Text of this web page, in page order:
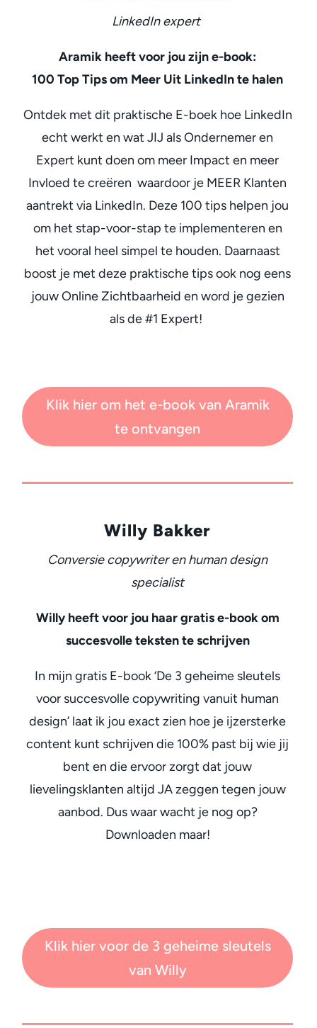
LinkedIn expert
Aramik heeft voor jou zijn e-book:
100 Top Tips om Meer Uit LinkedIn te halen
Ontdek met dit praktische E-boek hoe LinkedIn
echt werkt en wat JIJ als Ondernemer en
Expert kunt doen om meer Impact en meer
Invloed te creëren waardoor je MEER Klanten
aantrekt via LinkedIn. Deze 100 tips helpen jou
om het stap-voor-stap te implementeren en
het vooral heel simpel te houden. Daarnaast
boost je met deze praktische tips ook nog eens
jouw Online Zichtbaarheid en word je gezien
als de #1 Expert!
Klik hier om het e-book van Aramik
te ontvangen
Willy Bakker
Conversie copywriter en human design
specialist
Willy heeft voor jou haar gratis e-book om
succesvolle teksten te schrijven
In mijn gratis E-book ‘De 3 geheime sleutels
voor succesvolle copywriting vanuit human
design’ laat ik jou exact zien hoe je ijzersterke
content kunt schrijven die 100% past bij wie jij
bent en die ervoor zorgt dat jouw
lievelingsklanten altijd JA zeggen tegen jouw
aanbod. Dus waar wacht je nog op?
Downloaden maar!
Klik hier voor de 3 geheime sleutels
van Willy